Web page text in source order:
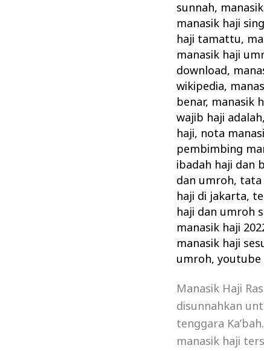
sunnah,
manasik haji
haji tamattu,
manasik haji
download,
wikipedia,
benar, manasik
wajib haji adalah,
haji, nota
pembimbing
ibadah haji dan
dan umroh, tata
haji di jakarta,
haji dan umroh
manasik haji
manasik haji
umroh,youtube
Manasik Haji
disunnahkan
tenggara
manasik haji